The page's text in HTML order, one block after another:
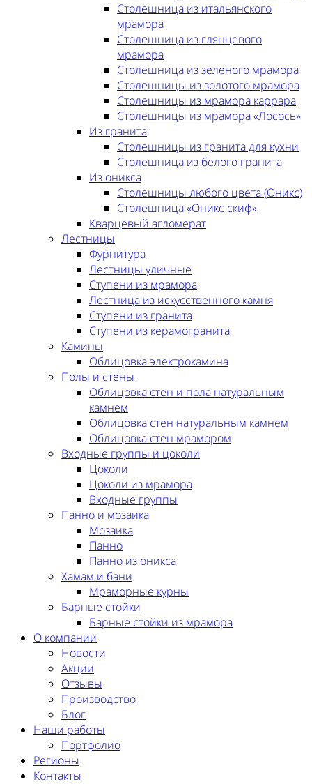
Столешница из итальянского
мрамора
Столешница из глянцевого
мрамора
Столешница из зеленого мрамора
Столешницы из золотого мрамора
Столешницы из мрамора каррара
Столешницы из мрамора «Лосось»
Из гранита
Столешницы из гранита для кухни
Столешница из белого гранита
Из оникса
Столешницы любого цвета (Оникс)
Столешница «Оникс скиф»
Кварцевый агломерат
Лестницы
Фурнитура
Лестницы уличные
Ступени из мрамора
Лестница из искусственного камня
Ступени из гранита
Ступени из керамогранита
Камины
Облицовка электрокамина
Полы и стены
Облицовка стен и пола натуральным
камнем
Облицовка стен натуральным камнем
Облицовка стен мрамором
Входные группы и цоколи
Цоколи
Цоколи из мрамора
Входные группы
Панно и мозаика
Мозаика
Панно
Панно из оникса
Хамам и бани
Мраморные курны
Барные стойки
Барные стойки из мрамора
О компании
Новости
Акции
Отзывы
Производство
Блог
Наши работы
Портфолио
Регионы
Контакты